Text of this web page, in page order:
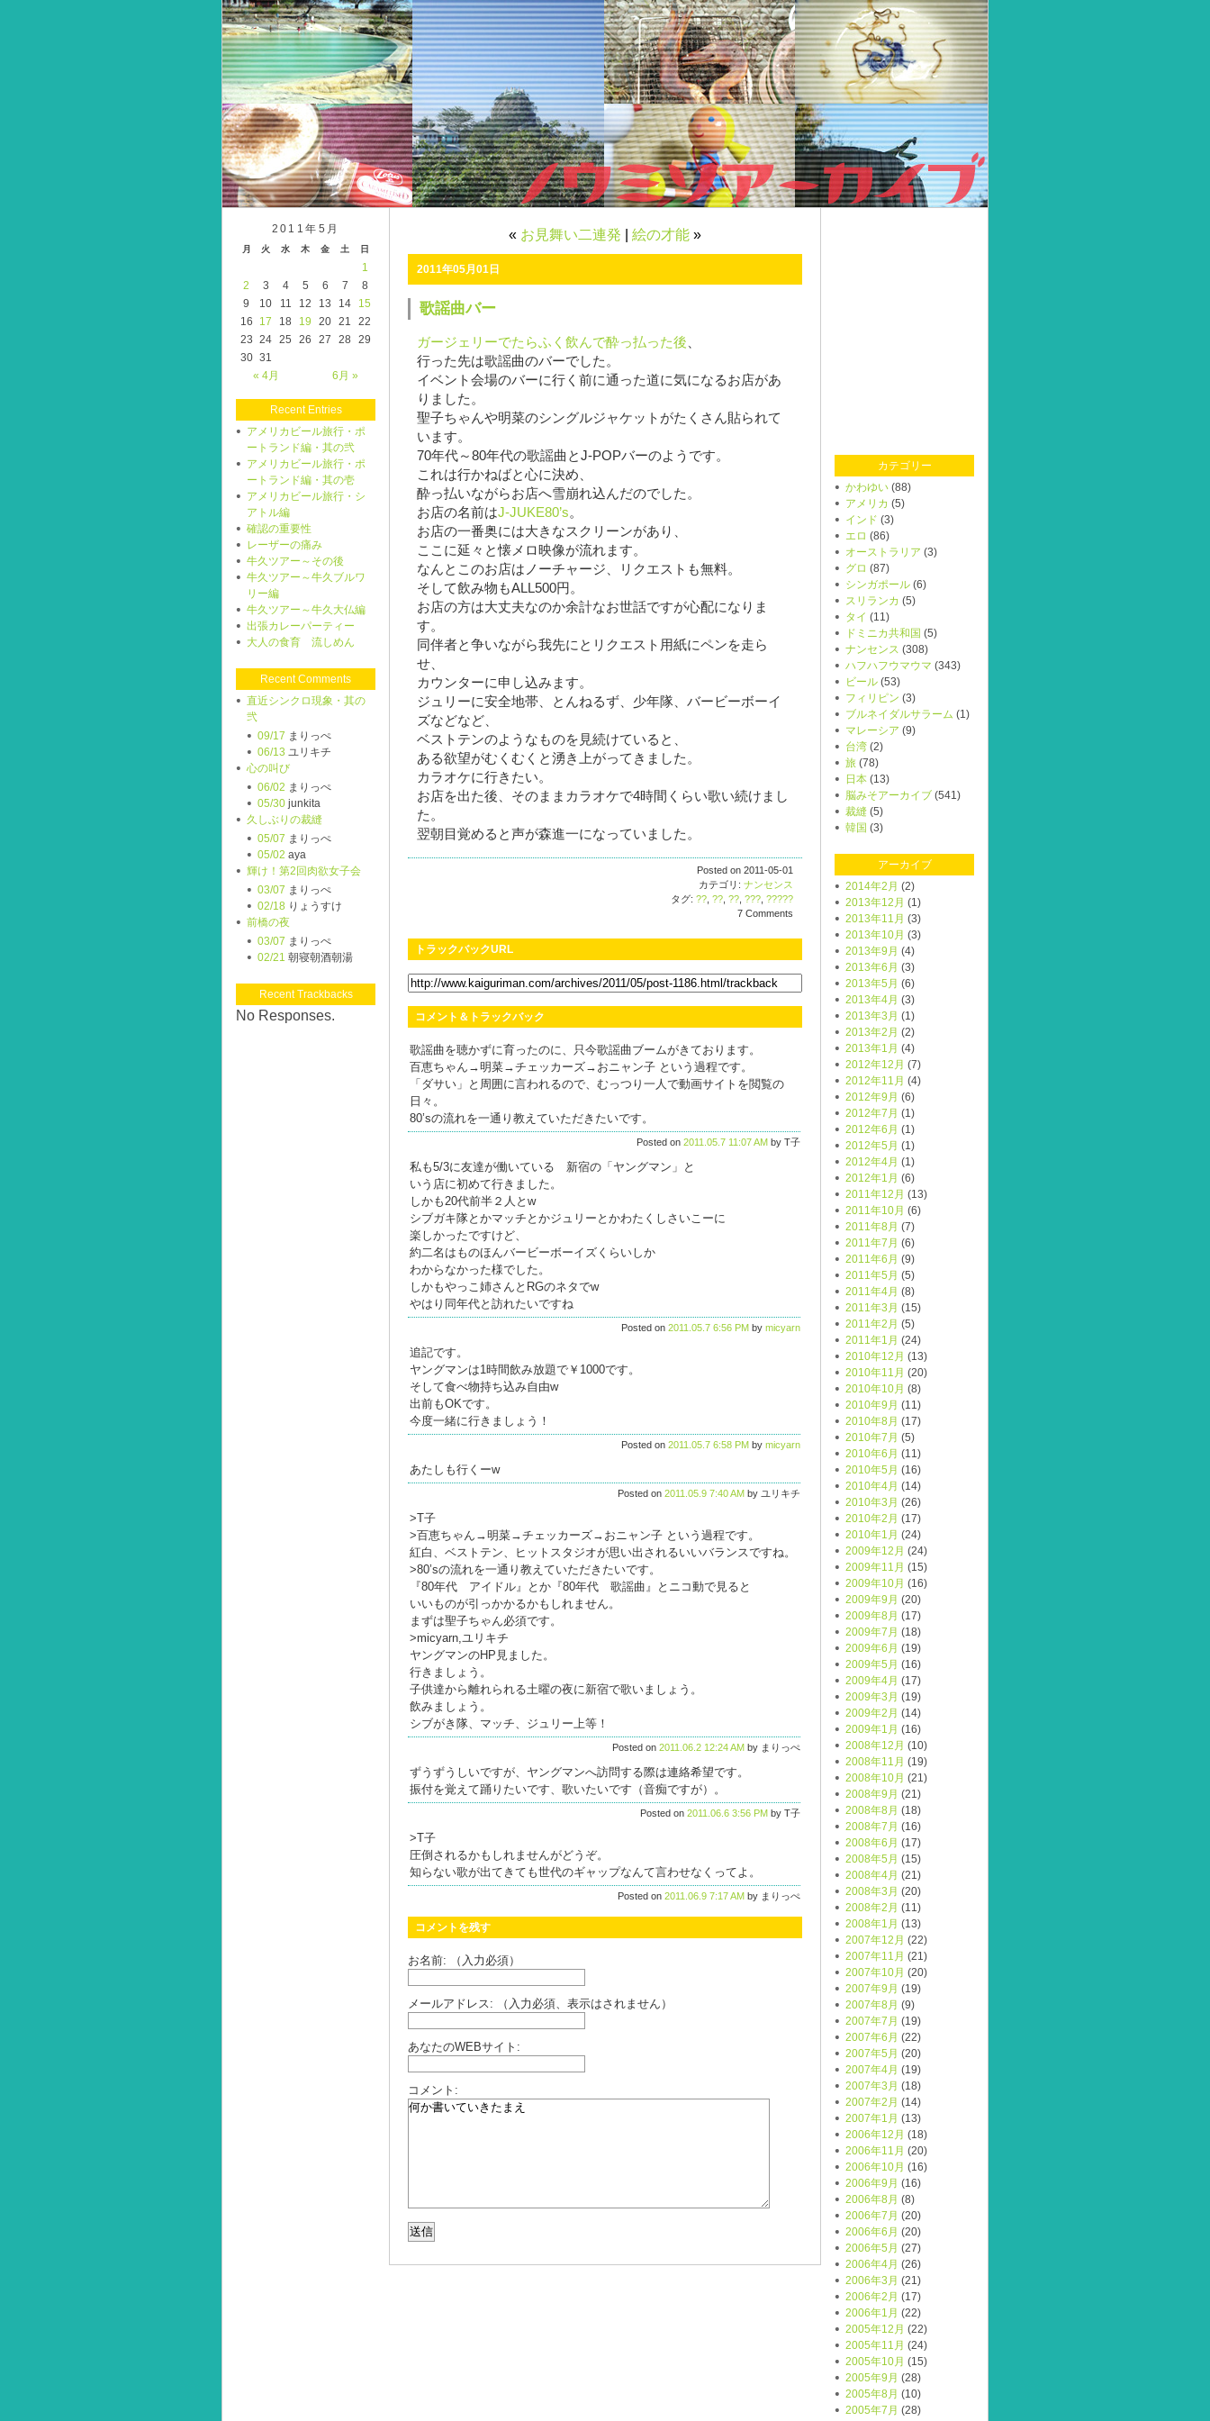
« お見舞い二連発 絵の才能 »
2011年05月01日
歌謡曲バー
ガージェリーでたらふく飲んで酔っ払った後
行った先は歌謡曲のバーでした。
イベント会場のバーに行く前に通った道に気になるお店があ
りました。
聖子ちゃんや明菜のシングルジャケットがたくさん貼られて
います。
70年代～80年代の歌謡曲とJ-POPバーのようです。
これは行かねばと心に決め、
酔っ払いながらお店へ雪崩れ込んだのでした。
お店の名前はJ-JUKE80’s。
お店の一番奥には大きなスクリーンがあり、
ここに延々と懐メロ映像が流れます。
なんとこのお店はノーチャージ、リクエストも無料。
そして飲み物もALL500円。
お店の方は大丈夫なのか余計なお世話ですが心配になりま
す。
同伴者と争いながら我先にとリクエスト用紙にペンを走ら
せ、
カウンターに申し込みます。
ジュリーに安全地帯、とんねるず、少年隊、バービーボーイ
ズなどなど、
ベストテンのようなものを見続けていると、
ある欲望がむくむくと湧き上がってきました。
カラオケに行きたい。
お店を出た後、そのままカラオケで4時間くらい歌い続けまし
た。
翌朝目覚めると声が森進一になっていました。
Posted on 2011-05-01
カテゴリ: ナンセンス
タグ: ?? ?? ?? ??? ?????
7 Comments
トラックバックURL
コメント＆トラックバック
歌謡曲を聴かずに育ったのに、只今歌謡曲ブームがきております。
百恵ちゃん→明菜→チェッカーズ→おニャン子 という過程です。
「ダサい」と周囲に言われるので、むっつり一人で動画サイトを閲覧の
日々。
80’sの流れを一通り教えていただきたいです。
Posted on 2011.05.7 11:07 AM by T子
私も5/3に友達が働いている 新宿の「ヤングマン」と
いう店に初めて行きました。
しかも20代前半２人とw
シブガキ隊とかマッチとかジュリーとかわたくしさいこーに
楽しかったですけど、
約二名はものほんバービーボーイズくらいしか
わからなかった様でした。
しかもやっこ姉さんとRGのネタでw
やはり同年代と訪れたいですね
Posted on 2011.05.7 6:56 PM by micyarn
追記です。
ヤングマンは1時間飲み放題で￥1000です。
そして食べ物持ち込み自由w
出前もOKです。
今度一緒に行きましょう！
Posted on 2011.05.7 6:58 PM by micyarn
あたしも行くーw
Posted on 2011.05.9 7:40 AM by ユリキチ
>T子
>百恵ちゃん→明菜→チェッカーズ→おニャン子 という過程です。
紅白、ベストテン、ヒットスタジオが思い出されるいいバランスですね。
>80’sの流れを一通り教えていただきたいです。
『80年代 アイドル』とか『80年代 歌謡曲』とニコ動で見ると
いいものが引っかかるかもしれません。
まずは聖子ちゃん必須です。
>micyarn,ユリキチ
ヤングマンのHP見ました。
行きましょう。
子供達から離れられる土曜の夜に新宿で歌いましょう。
飲みましょう。
シブがき隊、マッチ、ジュリー上等！
Posted on 2011.06.2 12:24 AM by まりっぺ
ずうずうしいですが、ヤングマンへ訪問する際は連絡希望です。
振付を覚えて踊りたいです、歌いたいです（音痴ですが）。
Posted on 2011.06.6 3:56 PM by T子
>T子
圧倒されるかもしれませんがどうぞ。
知らない歌が出てきても世代のギャップなんて言わせなくってよ。
Posted on 2011.06.9 7:17 AM by まりっぺ
コメントを残す
お名前: （入力必須）
メールアドレス: （入力必須、表示はされません）
あなたのWEBサイト:
コメント:
2011年5月
月 火 水 木 金 土 日
« 4月 6月 »
1
2
3 4 5 6 7
8
9
10 11 12 13 14
15
16
17 18 19 20 21
22
23 24 25 26 27 28
29
30 31
Recent Entries
アメリカビール旅行・ポ
ートランド編・其の弐
アメリカビール旅行・ポ
ートランド編・其の壱
アメリカビール旅行・シ
アトル編
確認の重要性
レーザーの痛み
牛久ツアー～その後
牛久ツアー～牛久ブルワ
リー編
牛久ツアー～牛久大仏編
出張カレーパーティー
大人の食育 流しめん
Recent Comments
直近シンクロ現象・其の
弐
09/17 まりっぺ
06/13 ユリキチ
心の叫び
06/02 まりっぺ
05/30 junkita
久しぶりの裁縫
05/07 まりっぺ
05/02 aya
輝け！第2回肉欲女子会
03/07 まりっぺ
02/18 りょうすけ
前橋の夜
03/07 まりっぺ
02/21 朝寝朝酒朝湯
Recent Trackbacks
No Responses.
カテゴリー
かわゆい (88)
アメリカ (5)
インド (3)
エロ (86)
オーストラリア (3)
グロ (87)
シンガポール (6)
スリランカ (5)
タイ (11)
ドミニカ共和国 (5)
ナンセンス (308)
ハフハフウマウマ (343)
ビール (53)
フィリピン (3)
ブルネイダルサラーム (1)
マレーシア (9)
台湾 (2)
旅 (78)
日本 (13)
脳みそアーカイブ (541)
裁縫 (5)
韓国 (3)
アーカイブ
2014年2月 (2)
2013年12月 (1)
2013年11月 (3)
2013年10月 (3)
2013年9月 (4)
2013年6月 (3)
2013年5月 (6)
2013年4月 (3)
2013年3月 (1)
2013年2月 (2)
2013年1月 (4)
2012年12月 (7)
2012年11月 (4)
2012年9月 (6)
2012年7月 (1)
2012年6月 (1)
2012年5月 (1)
2012年4月 (1)
2012年1月 (6)
2011年12月 (13)
2011年10月 (6)
2011年8月 (7)
2011年7月 (6)
2011年6月 (9)
2011年5月 (5)
2011年4月 (8)
2011年3月 (15)
2011年2月 (5)
2011年1月 (24)
2010年12月 (13)
2010年11月 (20)
2010年10月 (8)
2010年9月 (11)
2010年8月 (17)
2010年7月 (5)
2010年6月 (11)
2010年5月 (16)
2010年4月 (14)
2010年3月 (26)
2010年2月 (17)
2010年1月 (24)
2009年12月 (24)
2009年11月 (15)
2009年10月 (16)
2009年9月 (20)
2009年8月 (17)
2009年7月 (18)
2009年6月 (19)
2009年5月 (16)
2009年4月 (17)
2009年3月 (19)
2009年2月 (14)
2009年1月 (16)
2008年12月 (10)
2008年11月 (19)
2008年10月 (21)
2008年9月 (21)
2008年8月 (18)
2008年7月 (16)
2008年6月 (17)
2008年5月 (15)
2008年4月 (21)
2008年3月 (20)
2008年2月 (11)
2008年1月 (13)
2007年12月 (22)
2007年11月 (21)
2007年10月 (20)
2007年9月 (19)
2007年8月 (9)
2007年7月 (19)
2007年6月 (22)
2007年5月 (20)
2007年4月 (19)
2007年3月 (18)
2007年2月 (14)
2007年1月 (13)
2006年12月 (18)
2006年11月 (20)
2006年10月 (16)
2006年9月 (16)
2006年8月 (8)
2006年7月 (20)
2006年6月 (20)
2006年5月 (27)
2006年4月 (26)
2006年3月 (21)
2006年2月 (17)
2006年1月 (22)
2005年12月 (22)
2005年11月 (24)
2005年10月 (15)
2005年9月 (28)
2005年8月 (10)
2005年7月 (28)